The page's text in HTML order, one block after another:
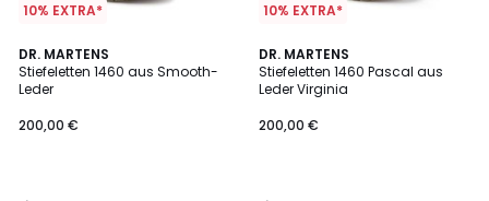
10% EXTRA*
DR. MARTENS
Stiefeletten 1460 aus Smooth-
Leder
200,00 €
4,6
/ 5
10% EXTRA*
DR. MARTENS
Stiefeletten 1460 Pascal aus
Leder Virginia
200,00 €
4,7
/ 5